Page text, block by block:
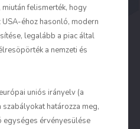
felismerték, hogy
éhoz hasonló, modern
legalább a piac által
a nemzeti és
uniós irányelv (a
szabályokat határozza meg,
egységes érvényesülése